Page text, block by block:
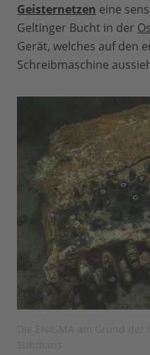
Geisternetzen eine
Geltinger Bucht in der
Gerät, welches auf den
Schreibmaschine